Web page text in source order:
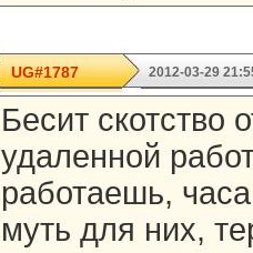
UG#1787 2012-03-29
Бесит скотство
удаленной
работаешь,
муть для них,